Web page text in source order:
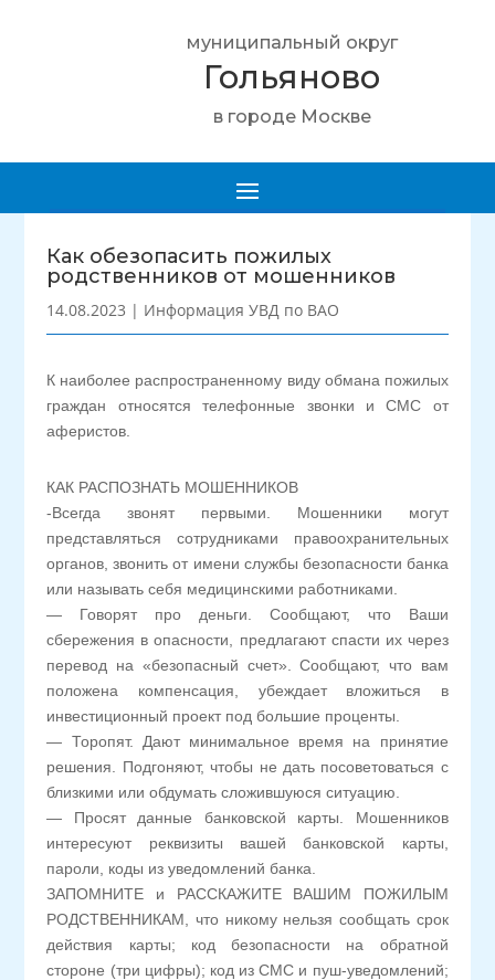
муниципальный округ
Гольяново
в городе Москве
Как обезопасить пожилых
родственников от мошенников
14.08.2023 | Информация УВД по ВАО
К наиболее распространенному виду обмана пожилых
граждан относятся телефонные звонки и СМС от
аферистов.
КАК РАСПОЗНАТЬ МОШЕННИКОВ
-Всегда звонят первыми. Мошенники могут
представляться сотрудниками правоохранительных
органов, звонить от имени службы безопасности банка
или называть себя медицинскими работниками.
— Говорят про деньги. Сообщают, что Ваши
сбережения в опасности, предлагают спасти их через
перевод на «безопасный счет». Сообщают, что вам
положена компенсация, убеждает вложиться в
инвестиционный проект под большие проценты.
— Торопят. Дают минимальное время на принятие
решения. Подгоняют, чтобы не дать посоветоваться с
близкими или обдумать сложившуюся ситуацию.
— Просят данные банковской карты. Мошенников
интересуют реквизиты вашей банковской карты,
пароли, коды из уведомлений банка.
ЗАПОМНИТЕ и РАССКАЖИТЕ ВАШИМ ПОЖИЛЫМ
РОДСТВЕННИКАМ, что никому нельзя сообщать срок
действия карты; код безопасности на обратной
стороне (три цифры); код из СМС и пуш-уведомлений;